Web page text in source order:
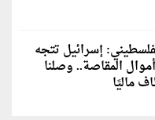
إسرائيل تتجه
المقاصة.. وصلنا
ماليًا